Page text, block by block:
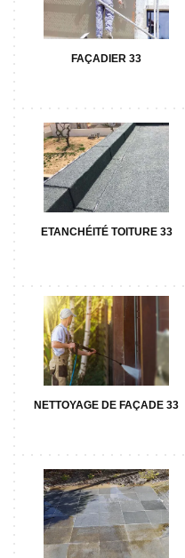
FAÇADIER 33
ETANCHÉITÉ TOITURE 33
NETTOYAGE DE FAÇADE 33